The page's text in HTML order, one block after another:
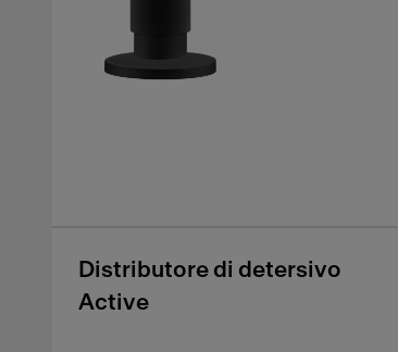
Distributore di detersivo
Active